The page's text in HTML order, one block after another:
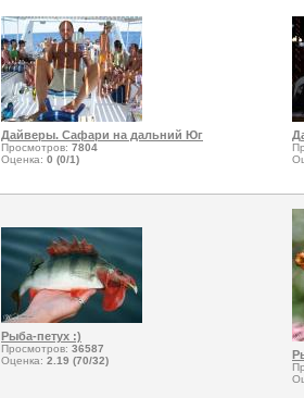
Дайверы. Сафари на дальний Юг
Просмотров: 7804
Оценка: 0 (0/1)
Рыба-петух :)
Просмотров: 36587
Оценка: 2.19 (70/32)